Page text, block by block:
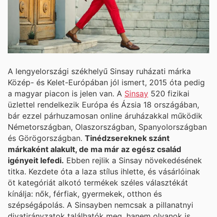
A lengyelországi székhelyű Sinsay ruházati márka
Közép- és Kelet-Európában jól ismert, 2015 óta pedig
a magyar piacon is jelen van. A Sinsay 520 fizikai
üzlettel rendelkezik Európa és Ázsia 18 országában,
bár ezzel párhuzamosan online áruházakkal működik
Németországban, Olaszországban, Spanyolországban
és Görögországban. Tinédzsereknek szánt
márkaként alakult, de ma már az egész család
igényeit lefedi. Ebben rejlik a Sinsay növekedésének
titka. Kezdete óta a laza stílus ihlette, és vásárlóinak
öt kategóriát alkotó termékek széles választékát
kínálja: nők, férfiak, gyermekek, otthon és
szépségápolás. A Sinsayben nemcsak a pillanatnyi